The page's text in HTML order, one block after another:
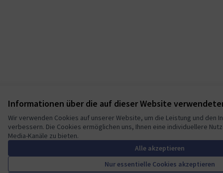
Informationen über die auf dieser Website
Wir verwenden Cookies auf unserer Website, um die Leistung und den
verbessern. Die Cookies ermöglichen uns, Ihnen eine individuellere
Media-Kanäle zu bieten.
Alle akzeptieren
Nur essentielle Cookies akzeptieren